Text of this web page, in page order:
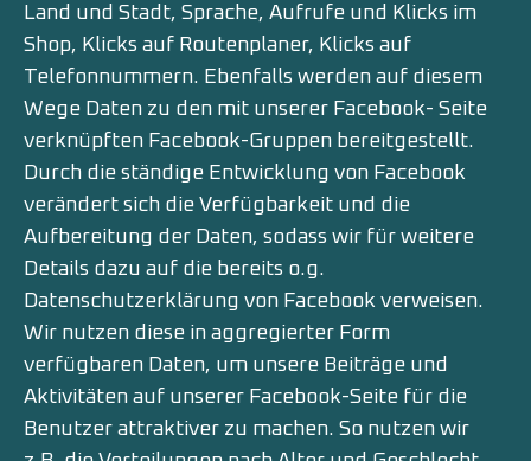
Land und Stadt, Sprache, Aufrufe und Klicks im
Shop, Klicks auf Routenplaner, Klicks auf
Telefonnummern. Ebenfalls werden auf diesem
Wege Daten zu den mit unserer Facebook- Seite
verknüpften Facebook-Gruppen bereitgestellt.
Durch die ständige Entwicklung von Facebook
verändert sich die Verfügbarkeit und die
Aufbereitung der Daten, sodass wir für weitere
Details dazu auf die bereits o.g.
Datenschutzerklärung von Facebook verweisen.
Wir nutzen diese in aggregierter Form
verfügbaren Daten, um unsere Beiträge und
Aktivitäten auf unserer Facebook-Seite für die
Benutzer attraktiver zu machen. So nutzen wir